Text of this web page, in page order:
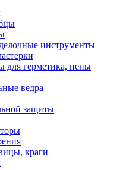
инструменты
для герметика, пены
ведра
защиты
краги